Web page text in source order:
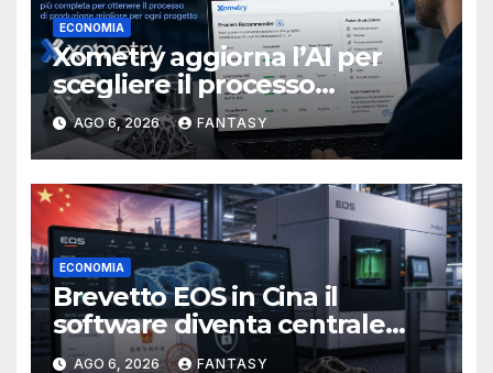
ECONOMIA
Xometry aggiorna l’AI per
scegliere il processo
produttivo più adatto
AGO 6, 2026 FANTASY
ECONOMIA
Brevetto EOS in Cina il
software diventa centrale
nella stampa 3D industriale
AGO 6, 2026 FANTASY